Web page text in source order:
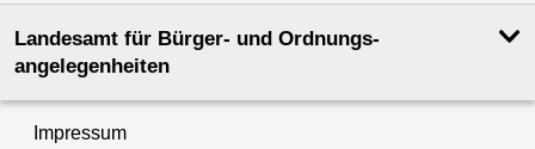
Landesamt für Bürger- und Ordnungs­
angelegenheiten
Impressum